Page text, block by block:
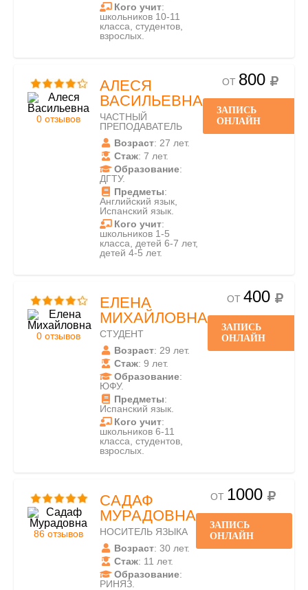
Кого учит:
школьников 10-11
класса, студентов,
взрослых.
0 отзывов
АЛЕСЯ
ВАСИЛЬЕВНА
ЧАСТНЫЙ
ПРЕПОДАВАТЕЛЬ
Возраст: 27 лет.
Стаж: 7 лет.
Образование:
ДГТУ.
Предметы:
Английский язык,
Испанский язык.
Кого учит:
школьников 1-5
класса, детей 6-7 лет,
детей 4-5 лет.
ОТ 800
ЗАПИСЬ
ОНЛАЙН
0 отзывов
ЕЛЕНА
МИХАЙЛОВНА
СТУДЕНТ
Возраст: 29 лет.
Стаж: 9 лет.
Образование:
ЮФУ.
Предметы:
Испанский язык.
Кого учит:
школьников 6-11
класса, студентов,
взрослых.
ОТ 400
ЗАПИСЬ
ОНЛАЙН
86 отзывов
САДАФ
МУРАДОВНА
НОСИТЕЛЬ ЯЗЫКА
Возраст: 30 лет.
Стаж: 11 лет.
Образование:
РИНЯЗ.
ОТ 1000
ЗАПИСЬ
ОНЛАЙН